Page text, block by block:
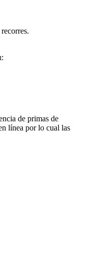
de primas de
línea por lo cual las